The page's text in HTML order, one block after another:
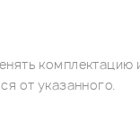
от указанного.